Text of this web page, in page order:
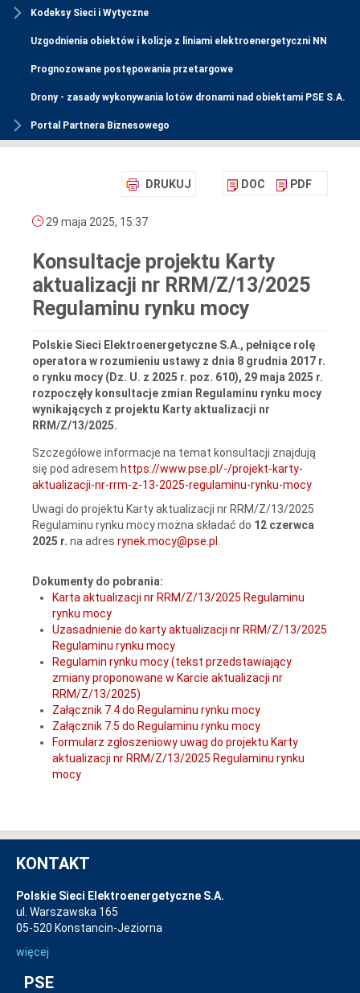
Kodeksy Sieci i Wytyczne
Uzgodnienia obiektów i kolizje z liniami elektroenergetyczni NN
Prognozowane postępowania przetargowe
Drony - zasady wykonywania lotów dronami nad obiektami PSE S.A.
Portal Partnera Biznesowego
DRUKUJ DOC PDF
29 maja 2025, 15:37
Konsultacje projektu Karty
aktualizacji nr RRM/Z/13/2025
Regulaminu rynku mocy
Polskie Sieci Elektroenergetyczne S.A., pełniące rolę
operatora w rozumieniu ustawy z dnia 8 grudnia 2017 r.
o rynku mocy (Dz. U. z 2025 r. poz. 610), 29 maja 2025 r.
rozpoczęły konsultacje zmian Regulaminu rynku mocy
wynikających z projektu Karty aktualizacji nr
RRM/Z/13/2025.
Szczegółowe informacje na temat konsultacji znajdują
się pod adresem https://www.pse.pl/-/projekt-karty-
aktualizacji-nr-rrm-z-13-2025-regulaminu-rynku-mocy
Uwagi do projektu Karty aktualizacji nr RRM/Z/13/2025
Regulaminu rynku mocy można składać do 12 czerwca
2025 r. na adres rynek.mocy@pse.pl
Dokumenty do pobrania:
Karta aktualizacji nr RRM/Z/13/2025 Regulaminu
rynku mocy
Uzasadnienie do karty aktualizacji nr RRM/Z/13/2025
Regulaminu rynku mocy
Regulamin rynku mocy (tekst przedstawiający
zmiany proponowane w Karcie aktualizacji nr
RRM/Z/13/2025)
Załącznik 7.4 do Regulaminu rynku mocy
Załącznik 7.5 do Regulaminu rynku mocy
Formularz zgłoszeniowy uwag do projektu Karty
aktualizacji nr RRM/Z/13/2025 Regulaminu rynku
mocy
KONTAKT
Polskie Sieci Elektroenergetyczne S.A.
ul. Warszawska 165
05-520 Konstancin-Jeziorna
więcej
PSE